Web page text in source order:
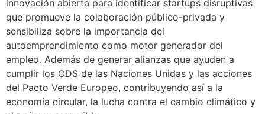
innovación abierta para identificar startups disruptivas
que promueve la colaboración público-privada y
sensibiliza sobre la importancia del
autoemprendimiento como motor generador del
empleo. Además de generar alianzas que ayuden a
cumplir los ODS de las Naciones Unidas y las acciones
del Pacto Verde Europeo, contribuyendo así a la
economía circular, la lucha contra el cambio climático y